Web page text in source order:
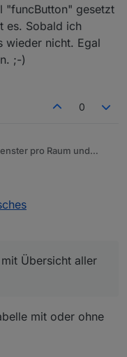
Aufzählung JS
klappt, im Skript logging
hier posten.
"funcButton" gesetzt
es. Sobald ich
wieder nicht. Egal
;-)
0
pro Raum und
Übersicht aller
mit oder ohne